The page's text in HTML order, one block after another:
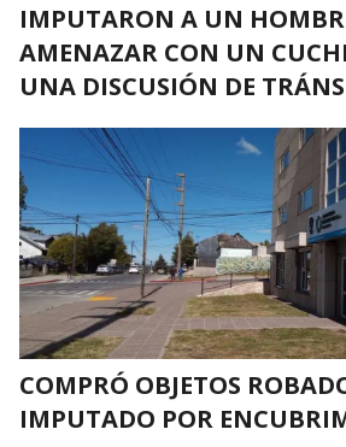
IMPUTARON A UN
AMENAZAR CON UN
UNA DISCUSIÓN DE
COMPRÓ OBJETOS
IMPUTADO POR